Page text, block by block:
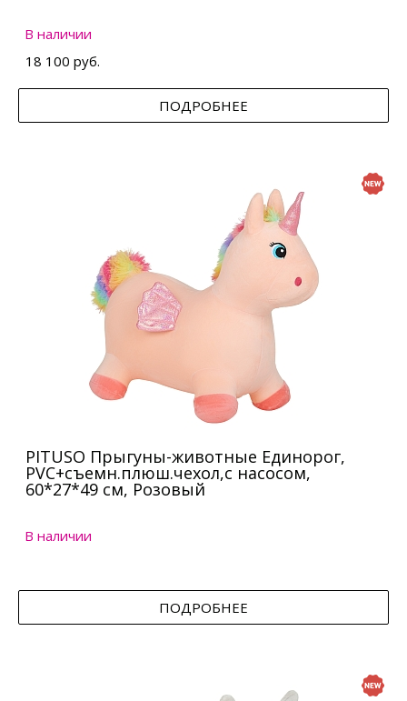
В наличии
18 100 руб.
ПОДРОБНЕЕ
PITUSO Прыгуны-животные Единорог,
PVC+съемн.плюш.чехол,с насосом,
60*27*49 см, Розовый
В наличии
ПОДРОБНЕЕ